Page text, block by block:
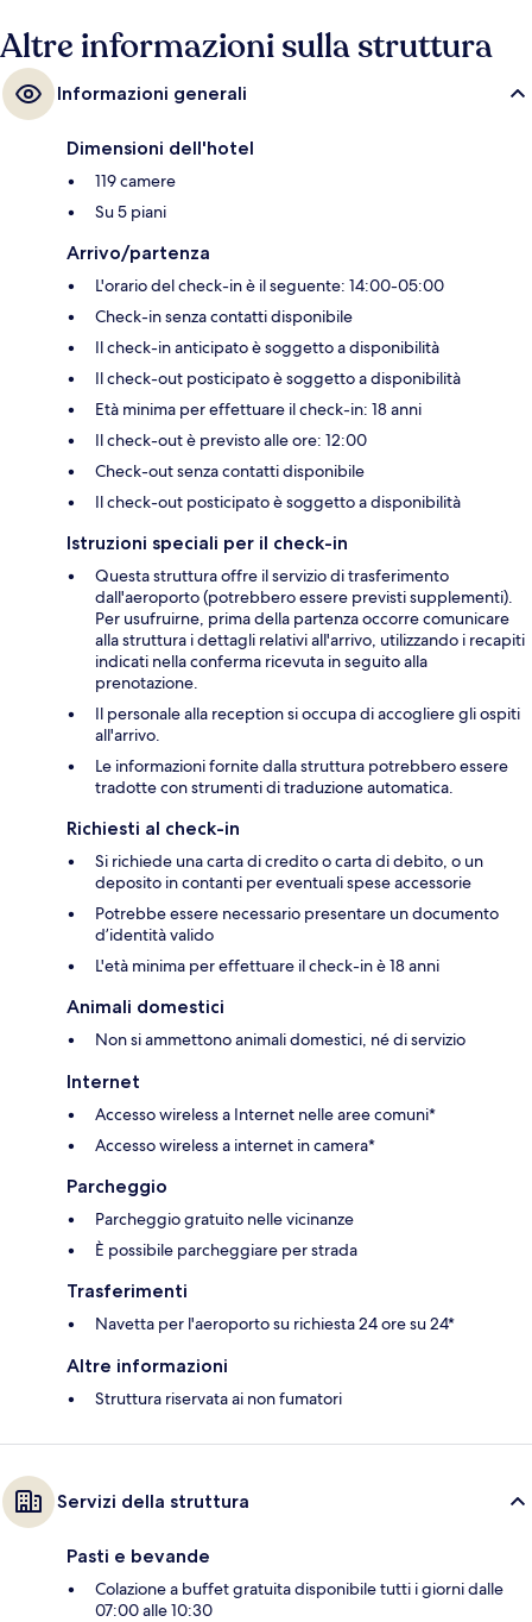
Altre informazioni sulla struttura
Informazioni generali
Dimensioni dell'hotel
119 camere
Su 5 piani
Arrivo/partenza
L'orario del check-in è il seguente: 14:00-05:00
Check-in senza contatti disponibile
Il check-in anticipato è soggetto a disponibilità
Il check-out posticipato è soggetto a disponibilità
Età minima per effettuare il check-in: 18 anni
Il check-out è previsto alle ore: 12:00
Check-out senza contatti disponibile
Il check-out posticipato è soggetto a disponibilità
Istruzioni speciali per il check-in
Questa struttura offre il servizio di trasferimento
dall'aeroporto (potrebbero essere previsti supplementi).
Per usufruirne, prima della partenza occorre comunicare
alla struttura i dettagli relativi all'arrivo, utilizzando i recapiti
indicati nella conferma ricevuta in seguito alla
prenotazione.
Il personale alla reception si occupa di accogliere gli ospiti
all'arrivo.
Le informazioni fornite dalla struttura potrebbero essere
tradotte con strumenti di traduzione automatica.
Richiesti al check-in
Si richiede una carta di credito o carta di debito, o un
deposito in contanti per eventuali spese accessorie
Potrebbe essere necessario presentare un documento
d’identità valido
L'età minima per effettuare il check-in è 18 anni
Animali domestici
Non si ammettono animali domestici, né di servizio
Internet
Accesso wireless a Internet nelle aree comuni*
Accesso wireless a internet in camera*
Parcheggio
Parcheggio gratuito nelle vicinanze
È possibile parcheggiare per strada
Trasferimenti
Navetta per l'aeroporto su richiesta 24 ore su 24*
Altre informazioni
Struttura riservata ai non fumatori
Servizi della struttura
Pasti e bevande
Colazione a buffet gratuita disponibile tutti i giorni dalle
07:00 alle 10:30